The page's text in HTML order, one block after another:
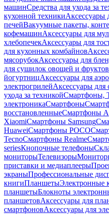
машинСредства для ухода за
кухонной техникиАксессуары
печейВакуумные пакеты,
кофемашинАксессуары для
хлебопечекАксессуары для
для кухонных комбайнов
мясорубокАксессуары для
для сушилок овощей и фруктов
йогуртницАксессуары для
электрогрилейАксессуары
ухода за техникойСмартфоны,
электроникаСмартфоны
восстановленныеСмартфоны
XiaomiСмартфоны Samsung
HuaweiСмартфоны POCO
TecnoСмартфоны Realme
seriesКнопочные телефоны
мониторыТелевизоры
приставки и медиаплееры
экраныПрофессиональные
книгиПланшетыЭлектронные
планшетыБлокноты
планшетовАксессуары для
смартфоновАксессуары для